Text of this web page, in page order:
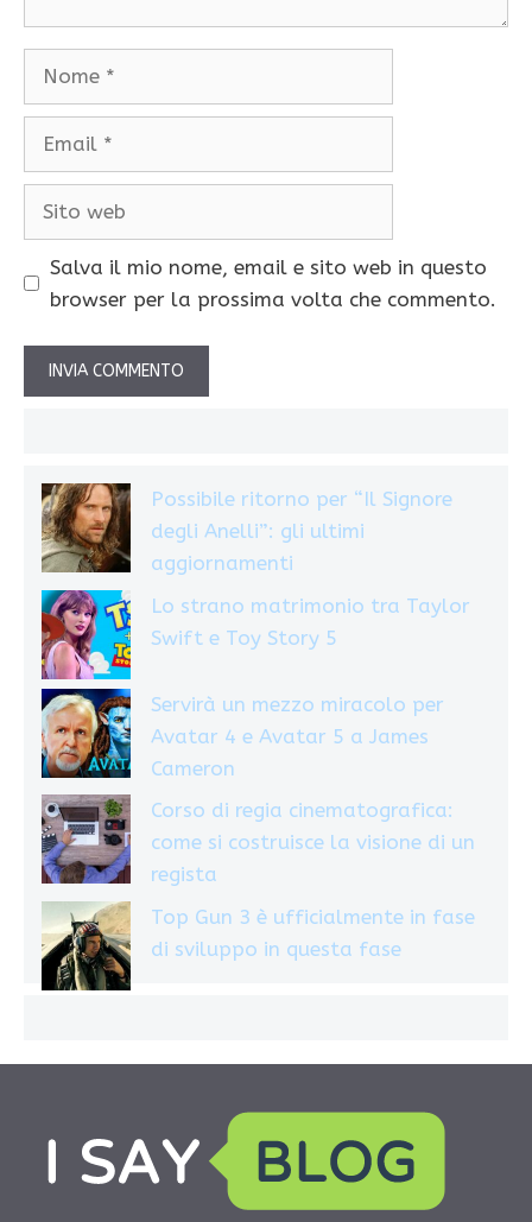
Salva il mio nome, email e sito web in questo
browser per la prossima volta che commento.
Possibile ritorno per “Il Signore
degli Anelli”: gli ultimi
aggiornamenti
Lo strano matrimonio tra Taylor
Swift e Toy Story 5
Servirà un mezzo miracolo per
Avatar 4 e Avatar 5 a James
Cameron
Corso di regia cinematografica:
come si costruisce la visione di un
regista
Top Gun 3 è ufficialmente in fase
di sviluppo in questa fase